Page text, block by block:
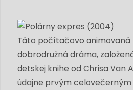
Táto počítačovo
dobrodružná dráma,
detskej knihe od Chrisa Van
údajne prvým